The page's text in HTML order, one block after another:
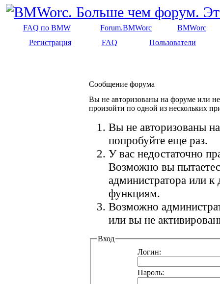
FAQ по BMW Forum.BMWorc
BMWorc
Регистрация
FAQ Пользователи
Сообщение форума
Вы не авторизованы на форуме или
произойти по одной из нескольких
Вы не авторизованы
попробуйте еще раз.
У вас недостаточно
Возможно вы
администратора или
функциям.
Возможно
или вы не
Вход
Логин:
Пароль: